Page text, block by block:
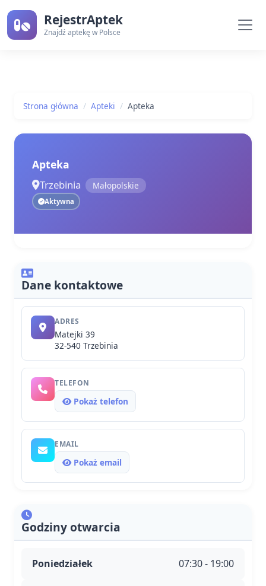
RejestrAptek
Znajdź aptekę w Polsce
Strona główna Apteki Apteka
Apteka
Trzebinia Małopolskie
Aktywna
Dane kontaktowe
ADRES
Matejki 39
32-540 Trzebinia
TELEFON
Pokaż telefon
EMAIL
Pokaż email
Godziny otwarcia
Poniedziałek 07:30 - 19:00